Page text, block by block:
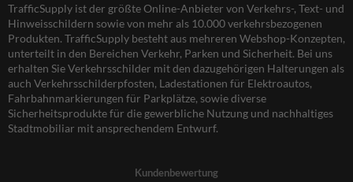
TrafficSupply ist der größte Online-Anbieter von Verkehrs-, Text- und
Hinweisschildern sowie von mehr als 10.000 verkehrsbezogenen
Produkten. TrafficSupply besteht aus mehreren Webshop-Konzepten,
unterteilt in den Bereichen Verkehr, Parken und Sicherheit. Bei uns
erhalten Sie Verkehrsschilder mit den dazugehörigen Halterungen als
auch Verkehrsschilderpfosten, Ladestationen für Elektroautos,
Fahrbahnmarkierungen für Parkplätze, sowie diverse
Sicherheitsprodukte für die gewerbliche Nutzung und nachhaltiges
Stadtmobiliar mit ansprechendem Entwurf.
Kundenbewertung